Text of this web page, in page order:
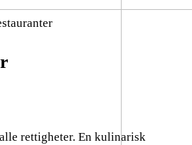
rettigheter. En kulinarisk